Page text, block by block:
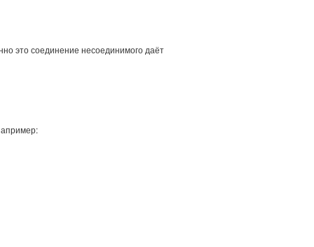
это соединение несоединимого даёт